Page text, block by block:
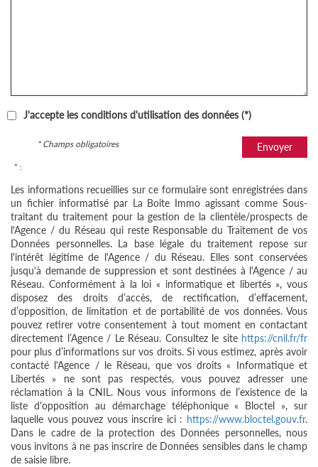
J'accepte les conditions d'utilisation des données (*)
Envoyer
* Champs obligatoires
* :
Les informations recueillies sur ce formulaire sont enregistrées dans
un fichier informatisé par La Boite Immo agissant comme Sous-
traitant du traitement pour la gestion de la clientèle/prospects de
l'Agence / du Réseau qui reste Responsable du Traitement de vos
Données personnelles. La base légale du traitement repose sur
l'intérêt légitime de l'Agence / du Réseau. Elles sont conservées
jusqu'à demande de suppression et sont destinées à l'Agence / au
Réseau. Conformément à la loi « informatique et libertés », vous
disposez des droits d’accès, de rectification, d’effacement,
d’opposition, de limitation et de portabilité de vos données. Vous
pouvez retirer votre consentement à tout moment en contactant
directement l’Agence / Le Réseau. Consultez le site https://cnil.fr/fr
pour plus d’informations sur vos droits. Si vous estimez, après avoir
contacté l'Agence / le Réseau, que vos droits « Informatique et
Libertés » ne sont pas respectés, vous pouvez adresser une
réclamation à la CNIL. Nous vous informons de l’existence de la
liste d'opposition au démarchage téléphonique « Bloctel », sur
laquelle vous pouvez vous inscrire ici : https://www.bloctel.gouv.fr.
Dans le cadre de la protection des Données personnelles, nous
vous invitons à ne pas inscrire de Données sensibles dans le champ
de saisie libre.